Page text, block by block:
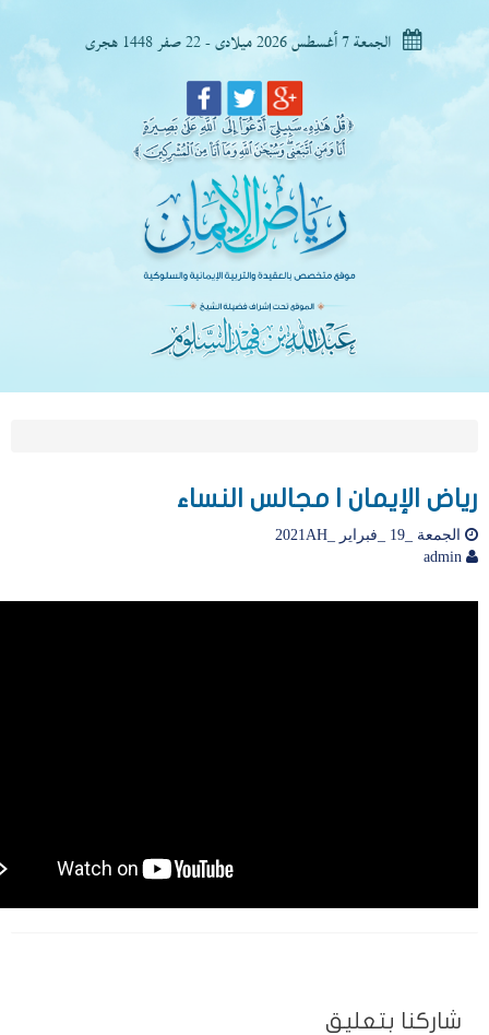
الجمعة 7 أغسطس 2026 ميلادى - 22 صفر 1448 هجرى
رياض الإيمان | مجالس النساء
الجمعة _19 _فبراير _2021AH
شاركنا بتعليق